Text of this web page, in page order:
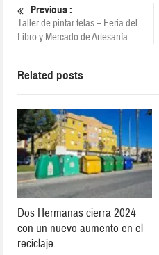
Previous :
Taller de pintar telas – Feria del
Libro y Mercado de Artesanía
Related posts
Dos Hermanas cierra 2024
con un nuevo aumento en el
reciclaje